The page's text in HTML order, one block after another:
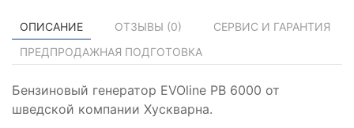
ОПИСАНИЕ ОТЗЫВЫ (0)
СЕРВИС И ГАРАНТИЯ
ПРЕДПРОДАЖНАЯ ПОДГОТОВКА
Бензиновый генератор EVOline PB 6000 от
шведской компании Хускварна.